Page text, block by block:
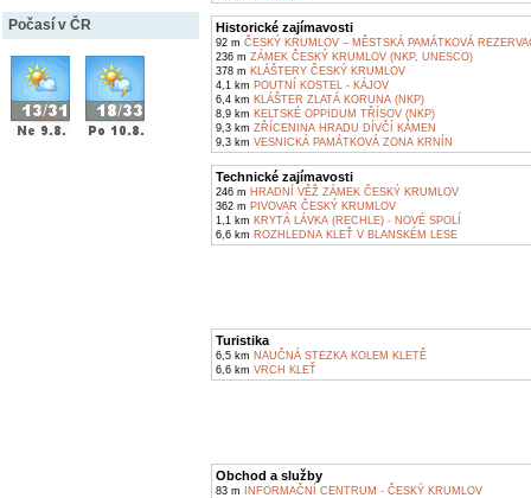
Počasí v ČR Historické zajímavosti
92 m ČESKÝ KRUMLOV – MĚSTSKÁ PAMÁTKOVÁ
236 m ZÁMEK ČESKÝ KRUMLOV (NKP, UNESCO)
378 m KLÁŠTERY ČESKÝ KRUMLOV
4,1 km POUTNÍ KOSTEL - KÁJOV
6,4 km KLÁŠTER ZLATÁ KORUNA (NKP)
8,9 km KELTSKÉ OPPIDUM TŘÍSOV (NKP)
9,3 km ZŘÍCENINA HRADU DÍVČÍ KÁMEN
9,3 km VESNICKÁ PAMÁTKOVÁ ZONA KRNÍN
Technické zajímavosti
246 m HRADNÍ VĚŽ ZÁMEK ČESKÝ KRUMLOV
362 m PIVOVAR ČESKÝ KRUMLOV
1,1 km KRYTÁ LÁVKA (RECHLE) - NOVÉ SPOLÍ
6,6 km ROZHLEDNA KLEŤ V BLANSKÉM LESE
Turistika
6,5 km NAUČNÁ STEZKA KOLEM KLETĚ
6,6 km VRCH KLEŤ
Obchod a služby
83 m INFORMAČNÍ CENTRUM - ČESKÝ KRUMLOV